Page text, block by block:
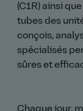
(C1R) ainsi
tubes des
conçois,
spécialisés
sûres et